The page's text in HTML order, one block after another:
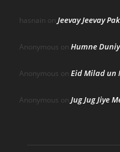
hasnain on Jeevay Jeevay
Anonymous on Humne
Anonymous on Eid Milad un
Anonymous on Jug Jug Jiye